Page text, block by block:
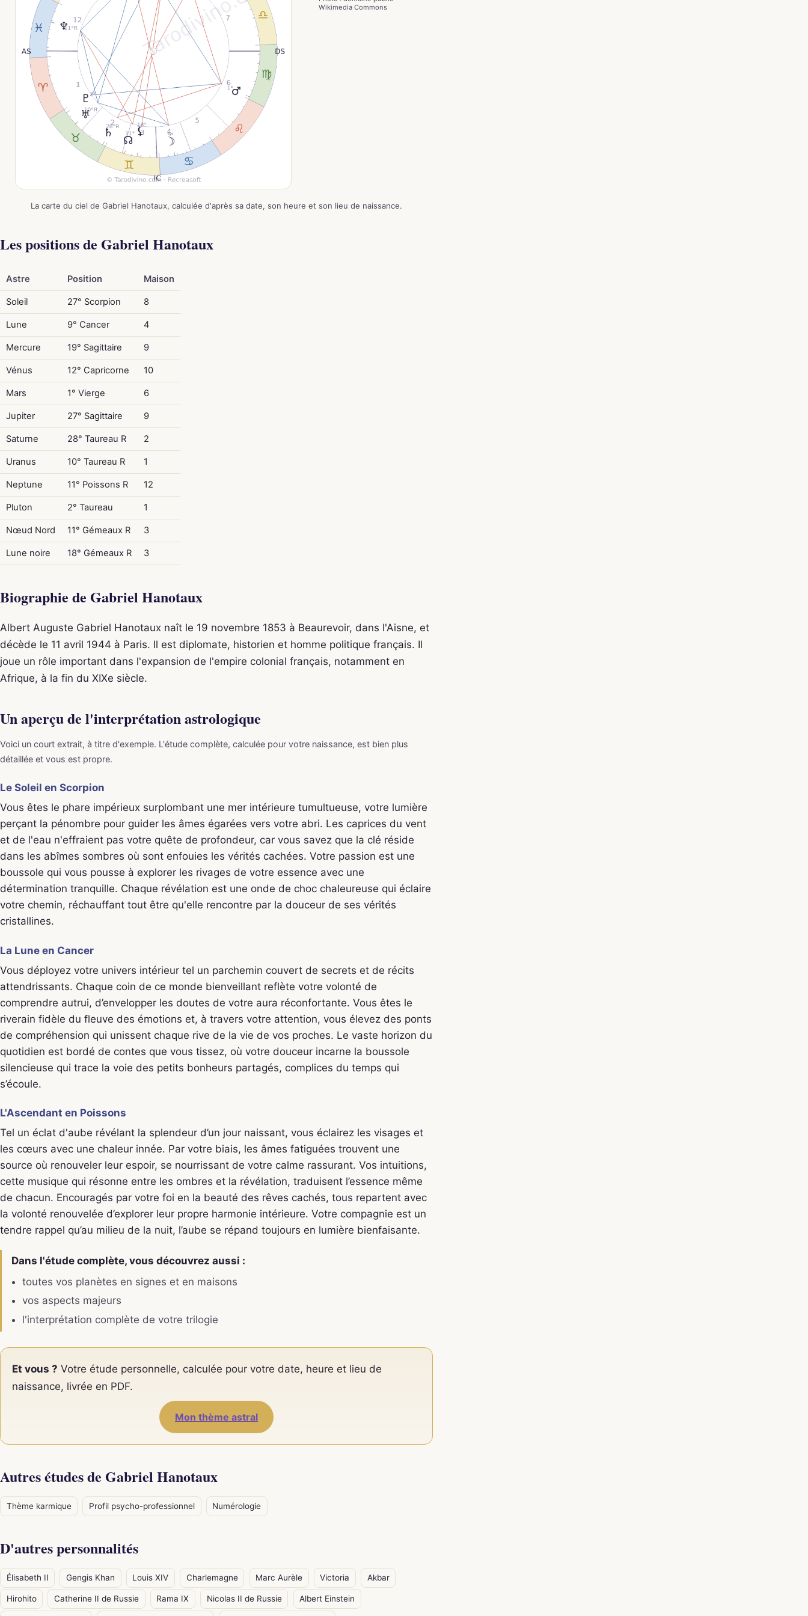
Wikimedia Commons
La carte du ciel de Gabriel Hanotaux, calculée d'après sa date, son heure et son lieu de naissance.
Les positions de Gabriel Hanotaux
Astre Position Maison
Soleil 27° Scorpion 8
Lune 9° Cancer 4
Mercure 19° Sagittaire 9
Vénus 12° Capricorne 10
Mars 1° Vierge 6
Jupiter 27° Sagittaire 9
Saturne 28° Taureau R 2
Uranus 10° Taureau R 1
Neptune 11° Poissons R 12
Pluton 2° Taureau 1
Nœud Nord 11° Gémeaux R 3
Lune noire 18° Gémeaux R 3
Biographie de Gabriel Hanotaux
Albert Auguste Gabriel Hanotaux naît le 19 novembre 1853 à Beaurevoir, dans l'Aisne, et
décède le 11 avril 1944 à Paris. Il est diplomate, historien et homme politique français. Il
joue un rôle important dans l'expansion de l'empire colonial français, notamment en
Afrique, à la fin du XIXe siècle.
Un aperçu de l'interprétation astrologique
Voici un court extrait, à titre d'exemple. L'étude complète, calculée pour votre naissance, est bien plus
détaillée et vous est propre.
Le Soleil en Scorpion
Vous êtes le phare impérieux surplombant une mer intérieure tumultueuse, votre lumière
perçant la pénombre pour guider les âmes égarées vers votre abri. Les caprices du vent
et de l'eau n'effraient pas votre quête de profondeur, car vous savez que la clé réside
dans les abîmes sombres où sont enfouies les vérités cachées. Votre passion est une
boussole qui vous pousse à explorer les rivages de votre essence avec une
détermination tranquille. Chaque révélation est une onde de choc chaleureuse qui éclaire
votre chemin, réchauffant tout être qu'elle rencontre par la douceur de ses vérités
cristallines.
La Lune en Cancer
Vous déployez votre univers intérieur tel un parchemin couvert de secrets et de récits
attendrissants. Chaque coin de ce monde bienveillant reflète votre volonté de
comprendre autrui, d’envelopper les doutes de votre aura réconfortante. Vous êtes le
riverain fidèle du fleuve des émotions et, à travers votre attention, vous élevez des ponts
de compréhension qui unissent chaque rive de la vie de vos proches. Le vaste horizon du
quotidien est bordé de contes que vous tissez, où votre douceur incarne la boussole
silencieuse qui trace la voie des petits bonheurs partagés, complices du temps qui
s’écoule.
L'Ascendant en Poissons
Tel un éclat d'aube révélant la splendeur d’un jour naissant, vous éclairez les visages et
les cœurs avec une chaleur innée. Par votre biais, les âmes fatiguées trouvent une
source où renouveler leur espoir, se nourrissant de votre calme rassurant. Vos intuitions,
cette musique qui résonne entre les ombres et la révélation, traduisent l’essence même
de chacun. Encouragés par votre foi en la beauté des rêves cachés, tous repartent avec
la volonté renouvelée d’explorer leur propre harmonie intérieure. Votre compagnie est un
tendre rappel qu’au milieu de la nuit, l’aube se répand toujours en lumière bienfaisante.
Dans l'étude complète, vous découvrez aussi :
toutes vos planètes en signes et en maisons
vos aspects majeurs
l'interprétation complète de votre trilogie
Et vous ? Votre étude personnelle, calculée pour votre date, heure et lieu de
naissance, livrée en PDF.
Mon thème astral
Autres études de Gabriel Hanotaux
Thème karmique Profil psycho-professionnel Numérologie
D'autres personnalités
Élisabeth II Gengis Khan Louis XIV Charlemagne Marc Aurèle Victoria Akbar
Hirohito Catherine II de Russie Rama IX Nicolas II de Russie Albert Einstein